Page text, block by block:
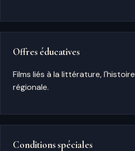
Offres éducatives
Films liés à la littérature,
régionale.
Conditions spéciales